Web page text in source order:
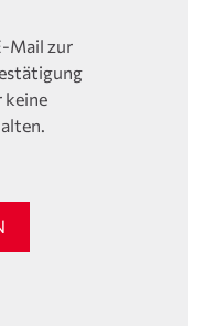
Mail zur
keine